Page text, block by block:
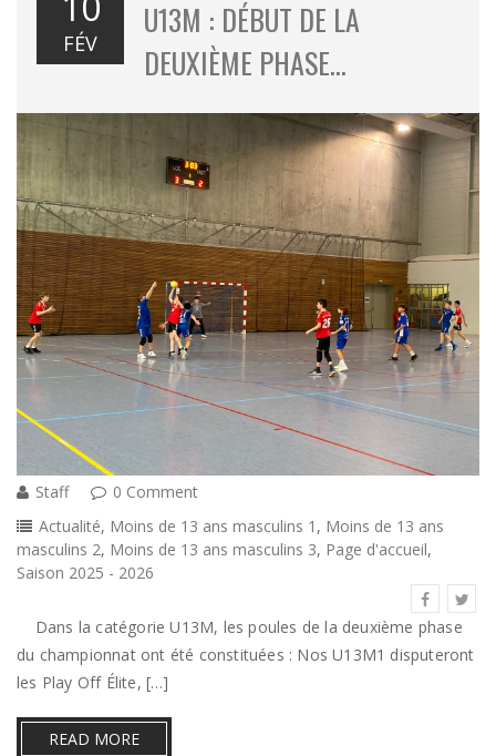
FÉV
U13M : DÉBUT DE LA
DEUXIÈME PHASE…
Staff
0 Comment
Actualité, Moins de 13 ans masculins 1 , Moins de 13 ans
masculins 2, Moins de 13 ans masculins 3, Page d'accueil,
Saison 2025 - 2026
Dans la catégorie U13M, les poules de la deuxième phase
du championnat ont été constituées : Nos U13M1 disputeront
les Play Off Élite, […]
READ MORE